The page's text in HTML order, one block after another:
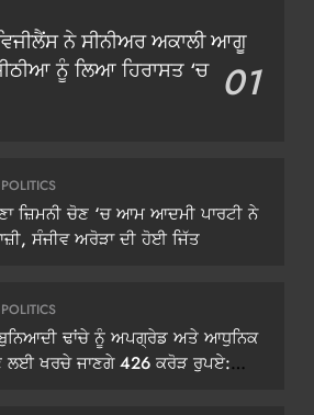
ਨੇ ਸੀਨੀਅਰ ਅਕਾਲੀ ਆਗੂ
ਨੂੰ ਲਿਆ ਹਿਰਾਸਤ ‘ਚ 01
POLITICS
ਜ਼ਿਮਨੀ ਚੋਣ ‘ਚ ਆਮ ਆਦਮੀ ਪਾਰਟੀ ਨੇ
ਸੰਜੀਵ ਅਰੋੜਾ ਦੀ ਹੋਈ ਜਿੱਤ
POLITICS
ਢਾਂਚੇ ਨੂੰ ਅਪਗ੍ਰੇਡ ਅਤੇ ਆਧੁਨਿਕ
ਲਈ ਖਰਚੇ ਜਾਣਗੇ 426 ਕਰੋੜ ਰੁਪਏ: